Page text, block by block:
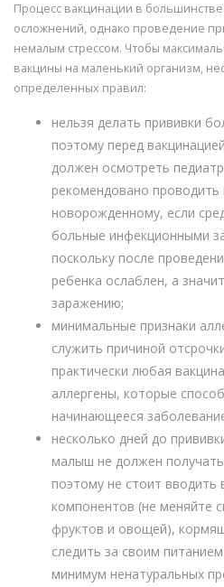
Процесс вакцинации в
осложнений, однако проведение
немалым стрессом. Чтобы
вакцины на маленький организм,
определенных правил:
нельзя делать прививки
поэтому перед
должен осмотреть
рекомендовано проводить
новорожденному, если
больные инфекционными
поскольку после
ребенка ослаблен, а
заражению;
минимальные признаки
служить причиной
практически любая
аллергены, которые
начинающееся
несколько дней до
малыш не должен
поэтому не стоит вводить
компонентов (не меняйте
фруктов и овощей),
следить за своим
минимум ненатуральных